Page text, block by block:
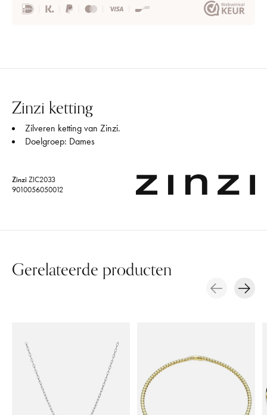
Zinzi ketting
Zilveren ketting van Zinzi.
Doelgroep: Dames
ZinziZIC2033
9010056050012
Gerelateerde producten